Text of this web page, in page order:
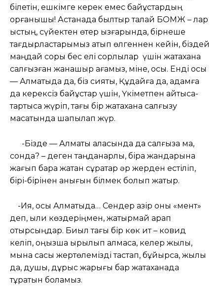
білетін, ешкімге керек емес байқұстардың
қорғанышы! Астанада былтыр талай БОМЖ – лар
қыстың, сүйектен өтер ызғарында, бірнеше
тағдырластарымыз қатып өлгеннен кейін, біздей
маңдай соры бес елі сорлылар үшін жатақхана
салғызған жанашыр ағамыз, міне, осы. Енді осы
— Алматыда да, біз сияқты, Құдайға да, адамға
да керексіз байқұстар үшін, Үкіметпен айтыса-
тартыса жүріп, тағы бір жатақхана салғызу
мақсатында шапқылап жүр.
-Бізде — Алматы қаласында да салғыза ма,
сонда? – деген таңданарлық, бірақ жандарына
жағып бара жатқан сұрақтар әр жерден естіліп,
бірі-бірінен анығын білмек болып жатыр.
-Ия, осы Алматыда… Сендер қазір оны «мент»
деп, қыли көздеріңмен, жақтырмай қарап
отырсыңдар. Биыл тағы бір көк ит – ковид
келіп, қоңызша қырылып қалмасақ, келер жылы,
мына сасық жертөлемізді тастап, бұйырса, жылы
да, душы, дұрыс жарығы бар жатақханада
тұратын боламыз.